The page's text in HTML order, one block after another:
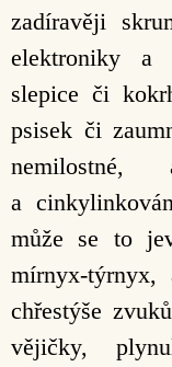
zadíravěji
elektroniky a
slepice či
psisek či
nemilostné,
a
může se to
mírnyx-týrnyx,
chřestýše
vějičky,